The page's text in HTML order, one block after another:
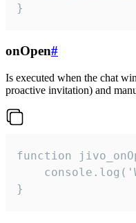
}
onOpen#
Is executed when the chat
proactive invitation) and
function
}